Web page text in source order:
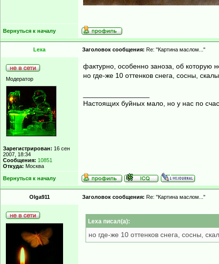
Вернуться к началу
Lexa Заголовок сообщения: Re: "Картина маслом..."
Модератор
Зарегистрирован: 16 сен
2007, 18:34
Сообщения: 10851
Откуда: Москва
фактурно, особенно заноза, об которую
но где-же 10 оттенков снега, сосны,
Настоящих буйных мало, но у нас по
Вернуться к началу
Olga911 Заголовок сообщения: Re: "Картина маслом..."
Lexa писал(а):
но где-же 10 оттенков снега, сосны,